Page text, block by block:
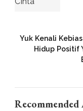
Yuk Kenali
Hidup Positif